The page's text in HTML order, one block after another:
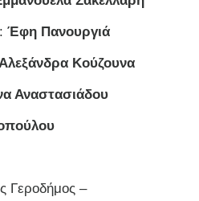
Έφη Πανουργιά
Αλεξάνδρα Κούζουνα
Αναστασιάδου
Γεροδήμος –